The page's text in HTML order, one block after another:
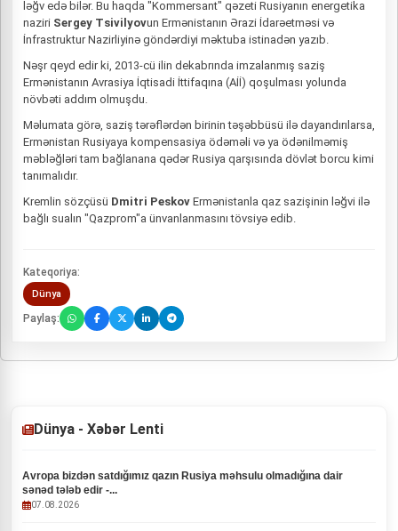
ləğv edə bilər. Bu haqda "Kommersant" qəzeti Rusiyanın energetika
naziri Sergey Tsivilyovun Ermənistanın Ərazi İdarəetməsi və
İnfrastruktur Nazirliyinə göndərdiyi məktuba istinadən yazıb.
Nəşr qeyd edir ki, 2013-cü ilin dekabrında imzalanmış saziş
Ermənistanın Avrasiya İqtisadi İttifaqına (Aİİ) qoşulması yolunda
növbəti addım olmuşdu.
Məlumata görə, saziş tərəflərdən birinin təşəbbüsü ilə dayandırılarsa,
Ermənistan Rusiyaya kompensasiya ödəməli və ya ödənilməmiş
məbləğləri tam bağlanana qədər Rusiya qarşısında dövlət borcu kimi
tanımalıdır.
Kremlin sözçüsü Dmitri Peskov Ermənistanla qaz sazişinin ləğvi ilə
bağlı sualın "Qazprom"a ünvanlanmasını tövsiyə edib.
Kateqoriya:
Dünya
Paylaş:
Dünya - Xəbər Lenti
Avropa bizdən satdığımız qazın Rusiya məhsulu olmadığına dair
sənəd tələb edir -...
07.08.2026